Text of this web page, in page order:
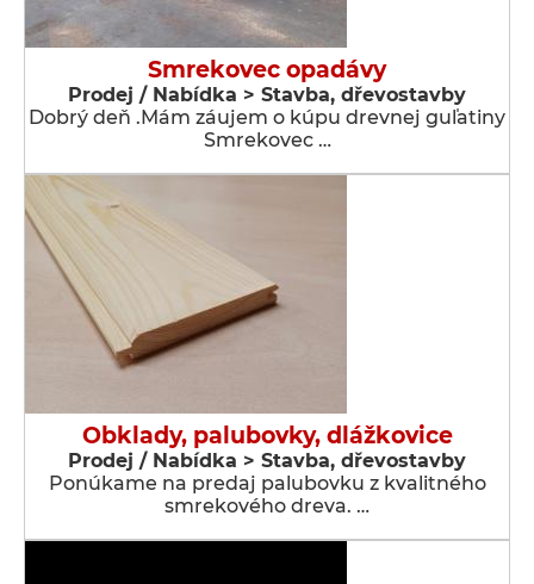
Smrekovec opadávy
Prodej / Nabídka > Stavba, dřevostavby
Dobrý deň .Mám záujem o kúpu drevnej guľatiny
Smrekovec …
Obklady, palubovky, dlážkovice
Prodej / Nabídka > Stavba, dřevostavby
Ponúkame na predaj palubovku z kvalitného
smrekového dreva. …